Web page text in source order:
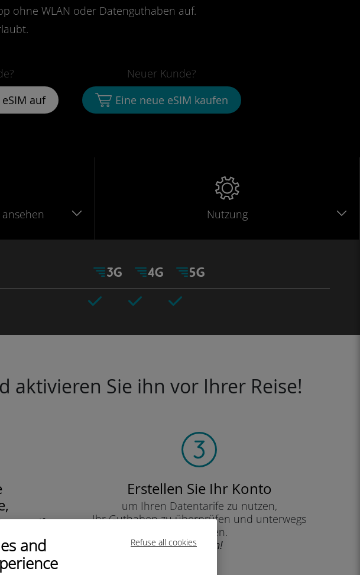
Refuse all cookies
and
ohne WLAN oder Datenguthaben auf.
auf
Neuer Kunde?
Eine neue eSIM kaufen
ansehen Nutzung
Sie ihn vor Ihrer Reise!
Erstellen Sie Ihr Konto
um Ihren Datentarife zu nutzen,
Ihr Guthaben zu überprüfen und unterwegs
aufzuladen.
Genießen!